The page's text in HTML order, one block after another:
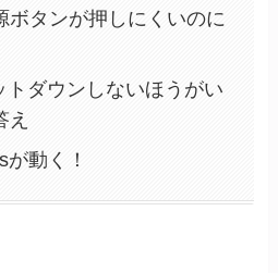
ボタンが押しにくいのに
トダウンしないほうがい
え
動く！